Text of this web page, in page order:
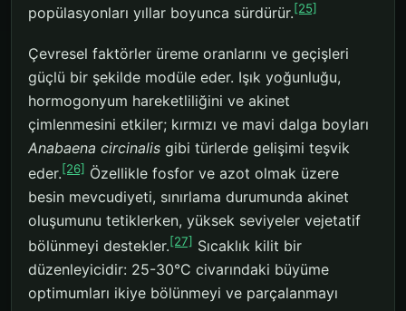
popülasyonları yıllar boyunca sürdürür.[25]
Çevresel faktörler üreme oranlarını ve geçişleri
güçlü bir şekilde modüle eder. Işık yoğunluğu,
hormogonyum hareketliliğini ve akinet
çimlenmesini etkiler; kırmızı ve mavi dalga boyları
Anabaena circinalis gibi türlerde gelişimi teşvik
eder.[26] Özellikle fosfor ve azot olmak üzere
besin mevcudiyeti, sınırlama durumunda akinet
oluşumunu tetiklerken, yüksek seviyeler vejetatif
bölünmeyi destekler.[27] Sıcaklık kilit bir
düzenleyicidir: 25-30°C civarındaki büyüme
optimumları ikiye bölünmeyi ve parçalanmayı